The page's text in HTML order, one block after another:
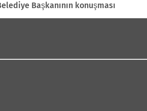
Başkanının konuşması